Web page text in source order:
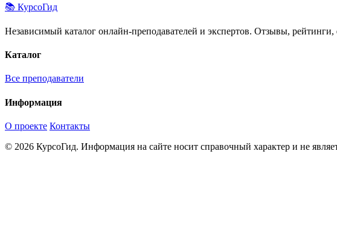
📚 КурсоГид
Независимый каталог онлайн-преподавателей и экспертов. Отзывы, рейтинги,
Каталог
Все преподаватели
Информация
О проекте Контакты
© 2026 КурсоГид. Информация на сайте носит справочный характер и не